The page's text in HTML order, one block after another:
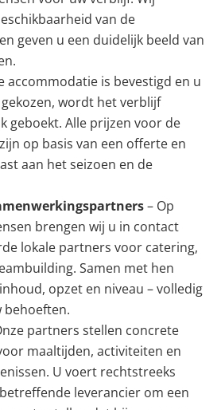
van de
geven u een duidelijk beeld van
accommodatie is bevestigd en u
wordt het verblijf
geboekt. Alle prijzen voor de
op basis van een offerte en
aan het seizoen en de
– Op
brengen wij u in contact
lokale partners voor catering,
Samen met hen
opzet en niveau – volledig
behoeften.
partners stellen concrete
maaltijden, activiteiten en
U voert rechtstreeks
leverancier om een